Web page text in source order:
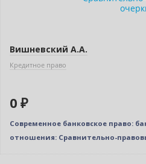
Вишневский А.А.
Кредитное право
0 ₽
Современное банковское право:
отношения: Сравнительно-